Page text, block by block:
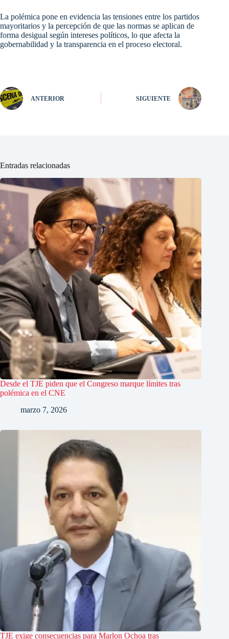
La polémica pone en evidencia las tensiones entre los partidos
mayoritarios y la percepción de que las normas se aplican de
forma desigual según intereses políticos, lo que afecta la
gobernabilidad y la transparencia en el proceso electoral.
ANTERIOR SIGUIENTE
Entradas relacionadas
Desde el TJE piden que el Congreso marque límites tras
polémica en el CNE
marzo 7, 2026
TJE exige consecuencias para Marlon Ochoa tras